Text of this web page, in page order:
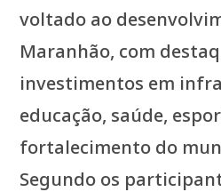
voltado ao
Maranhão, com
investimentos em
educação, saúde,
fortalecimento do
Segundo os